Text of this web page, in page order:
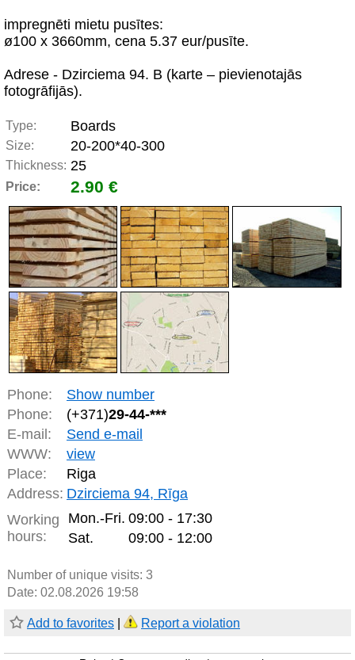
impregnēti mietu pusītes:
ø100 x 3660mm, cena 5.37 eur/pusīte.
Adrese - Dzirciema 94. B (karte – pievienotajās
fotogrāfijās).
Type: Boards
Size: 20-200*40-300
Thickness: 25
Price: 2.90 €
Phone:
Show number
Phone:
(+371)29-44-***
E-mail:
Send e-mail
WWW:
view
Place:
Riga
Address: Dzirciema 94, Rīga
Working
hours:
Mon.-Fri. 09:00 - 17:30
Sat.
09:00 - 12:00
Number of unique visits: 3
Date: 02.08.2026 19:58
Add to favorites Report a violation